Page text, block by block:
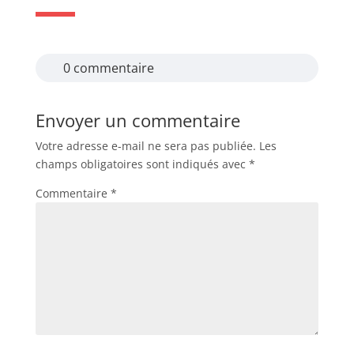
0 commentaire
Envoyer un commentaire
Votre adresse e-mail ne sera pas publiée. Les
champs obligatoires sont indiqués avec *
Commentaire *